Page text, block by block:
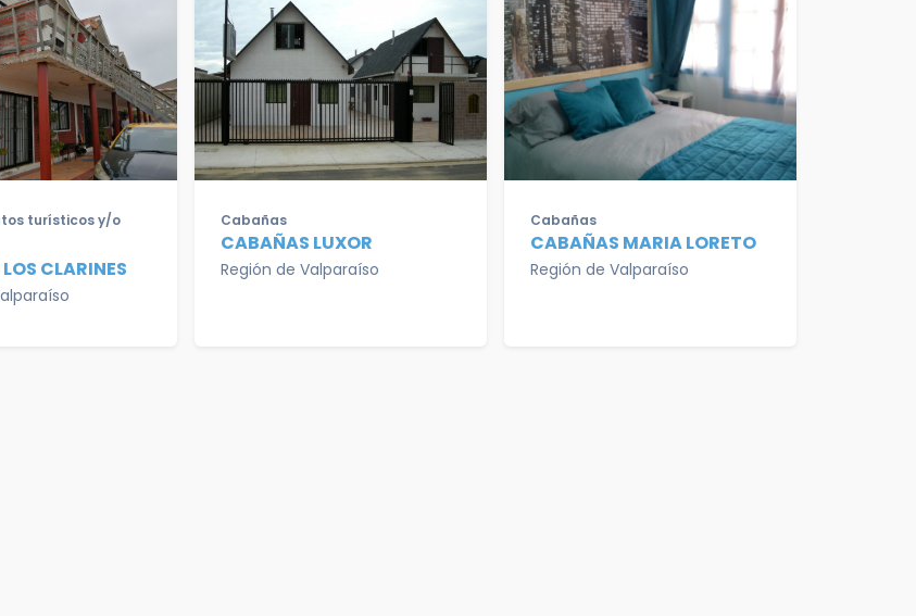
turísticos y/o
CLARINES
Cabañas
CABAÑAS LUXOR
Región de Valparaíso
Cabañas
CABAÑAS MARIA LORETO
Región de Valparaíso